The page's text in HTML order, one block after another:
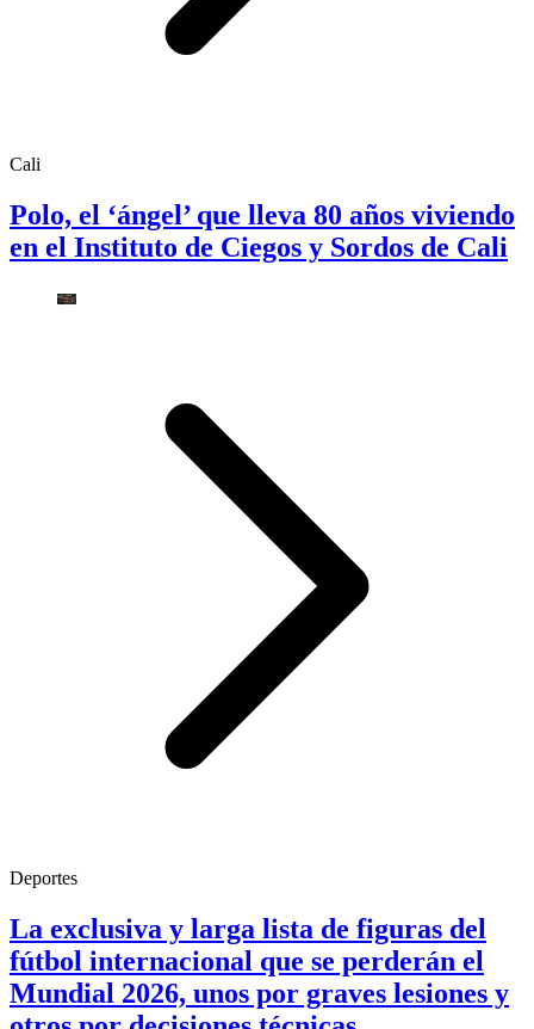
Cali
Polo, el ‘ángel’ que lleva 80 años viviendo
en el Instituto de Ciegos y Sordos de Cali
Deportes
La exclusiva y larga lista de figuras del
fútbol internacional que se perderán el
Mundial 2026, unos por graves lesiones y